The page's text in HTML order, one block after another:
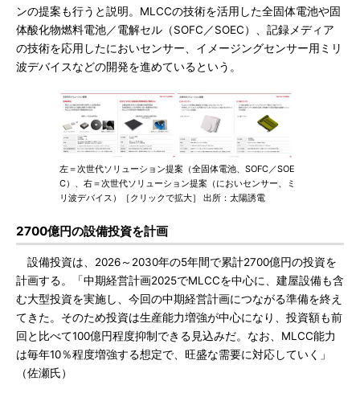
ンの提案も行うと説明。MLCCの技術を活用した全固体電池や固
体酸化物燃料電池／電解セル（SOFC／SOEC）、記録メディア
の技術を応用したにおいセンサー、イメージングセンサー用ミリ
波デバイスなどの開発を進めているという。
左＝次世代ソリューション提案（全固体電池、SOFC／SOE
C）、右＝次世代ソリューション提案（においセンサー、ミ
リ波デバイス）［クリックで拡大］ 出所：太陽誘電
2700億円の設備投資を計画
設備投資は、2026～2030年の5年間で累計2700億円の投資を
計画する。「中期経営計画2025でMLCCを中心に、建屋設備も含
む大型投資を実施し、今回の中期経営計画につながる準備を終え
てきた。そのため投資は生産能力増強が中心になり、投資額も前
回と比べて100億円程度抑制できる見込みだ。なお、MLCC能力
は毎年10％程度増強する想定で、旺盛な需要に対応していく」
（佐瀬氏）